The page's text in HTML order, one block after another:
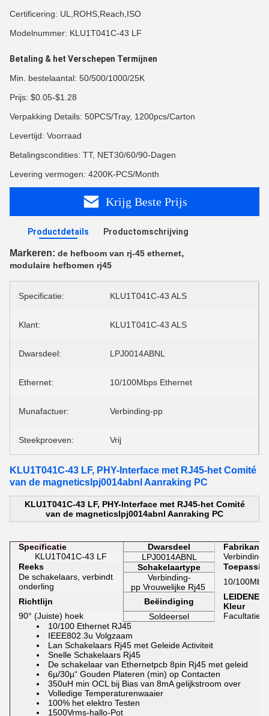
Certificering: UL,ROHS,Reach,ISO
Modelnummer: KLU1T041C-43 LF
Betaling & het Verschepen Termijnen
Min. bestelaantal: 50/500/1000/25K
Prijs: $0.05-$1.28
Verpakking Details: 50PCS/Tray, 1200pcs/Carton
Levertijd: Voorraad
Betalingscondities: TT, NET30/60/90-Dagen
Levering vermogen: 4200K-PCS/Month
Krijg Beste Prijs
Productdetails Productomschrijving
Markeren: de hefboom van rj-45 ethernet,
modulaire hefbomen rj45
Specificatie: KLU1T041C-43 ALS
Klant: KLU1T041C-43 ALS
Dwarsdeel: LPJ0014ABNL
Ethernet: 10/100Mbps Ethernet
Munafactuer: Verbinding-pp
Steekproeven: Vrij
KLU1T041C-43 LF, PHY-Interface met RJ45-het Comité
van de magneticslpj0014abnl Aanraking PC
KLU1T041C-43 LF, PHY-Interface met RJ45-het Comité
van de magneticslpj0014abnl Aanraking PC
Specificatie Dwarsdeel
Fabrikant
KLU1T041C-43 LF
LPJ0014ABNL
Verbinding-
Reeks
Schakelaartype
De schakelaars, verbindt
onderling
Verbinding-
pp Vrouwelijke Rj45
10/
Richtlijn Beëindiging
LEIDENE
Kleur
90° (Juiste) hoek
Soldeersel
Facultatief
10/100 Ethernet RJ45
IEEE802.3u Volgzaam
Lan Schakelaars Rj45 met Geleide Activiteit
Snelle Schakelaars Rj45
De schakelaar van Ethernetpcb 8pin Rj45 met geleid
6µ/30µ“ Gouden Plateren (min) op Contacten
350uH min OCL bij Bias van 8mA gelijkstroom over
Volledige Temperaturenwaaier
100% het elektro Testen
1500Vrms-hallo-Pot